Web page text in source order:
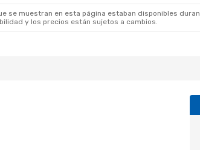
CUN
- SMR
se muestran en esta página estaban disponibles
y los precios están sujetos a cambios.